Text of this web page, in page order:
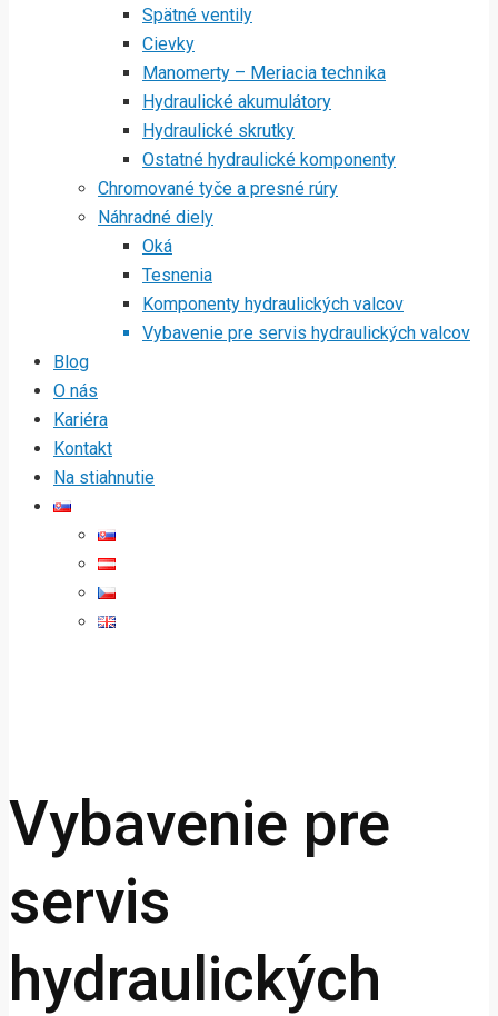
Spätné ventily
Cievky
Manomerty – Meriacia technika
Hydraulické akumulátory
Hydraulické skrutky
Ostatné hydraulické komponenty
Chromované tyče a presné rúry
Náhradné diely
Oká
Tesnenia
Komponenty hydraulických valcov
Vybavenie pre servis hydraulických valcov
Blog
O nás
Kariéra
Kontakt
Na stiahnutie
Vybavenie pre
servis
hydraulických